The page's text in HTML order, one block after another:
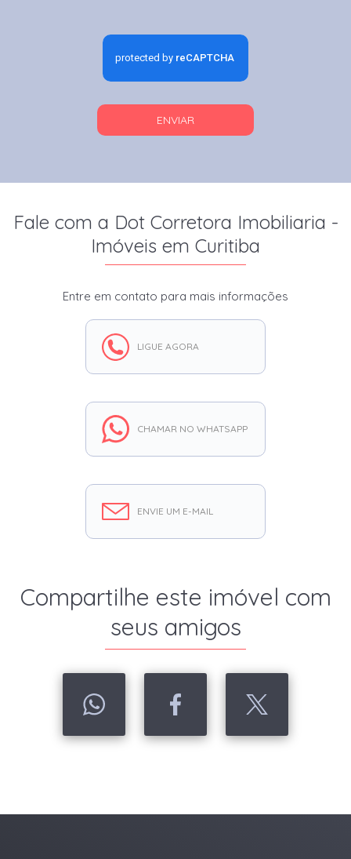
ENVIAR
Fale com a Dot Corretora Imobiliaria -
Imóveis em Curitiba
Entre em contato para mais informações
LIGUE AGORA
CHAMAR NO WHATSAPP
ENVIE UM E-MAIL
Compartilhe este imóvel com
seus amigos